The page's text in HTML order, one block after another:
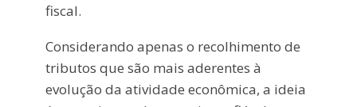
fiscal.
Considerando apenas o recolhimento de
tributos que são mais aderentes à
evolução da atividade econômica, a ideia